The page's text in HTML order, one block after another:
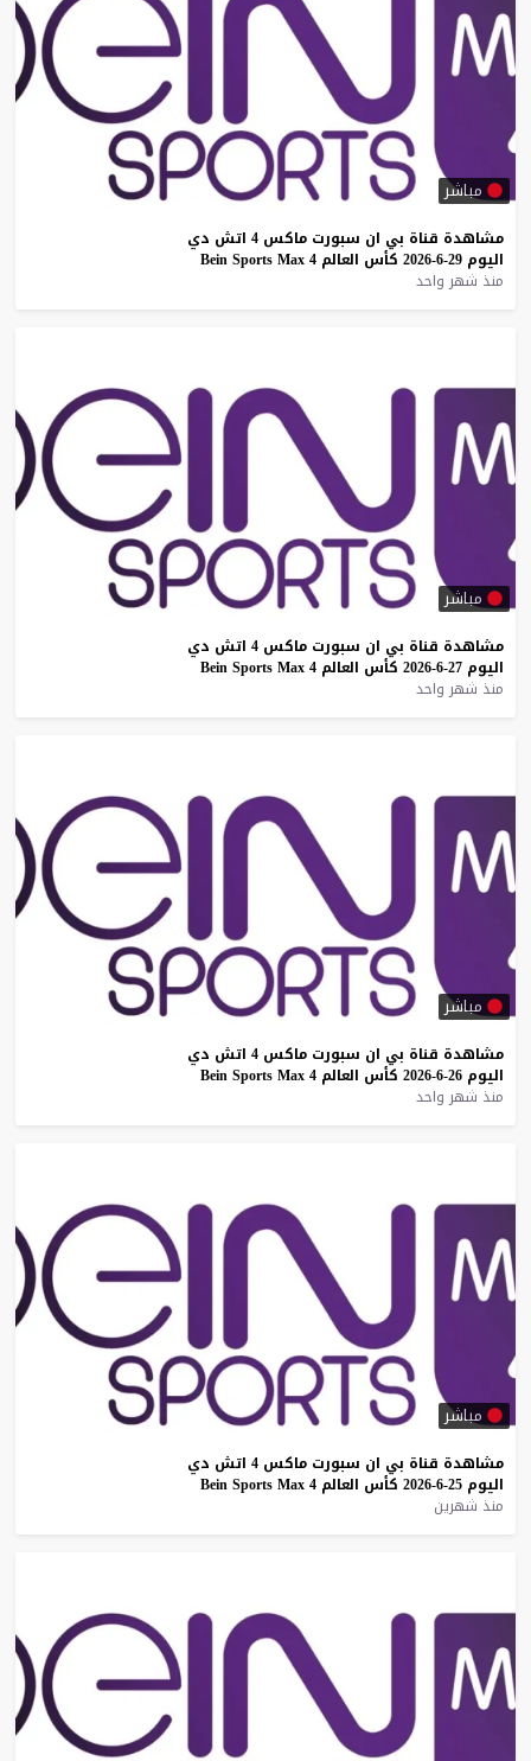
مباشر
مشاهدة قناة بي ان سبورت ماكس 4 اتش دي
اليوم 29-6-2026 كأس العالم Bein Sports Max 4
منذ شهر واحد
مباشر
مشاهدة قناة بي ان سبورت ماكس 4 اتش دي
اليوم 27-6-2026 كأس العالم Bein Sports Max 4
منذ شهر واحد
مباشر
مشاهدة قناة بي ان سبورت ماكس 4 اتش دي
اليوم 26-6-2026 كأس العالم Bein Sports Max 4
منذ شهر واحد
مباشر
مشاهدة قناة بي ان سبورت ماكس 4 اتش دي
اليوم 25-6-2026 كأس العالم Bein Sports Max 4
منذ شهرين